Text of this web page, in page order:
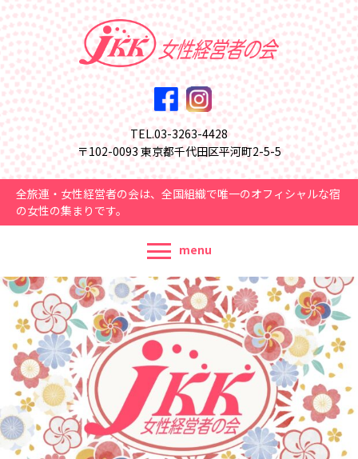
TEL.03-3263-4428
〒102-0093 東京都千代田区平河町2-5-5
全旅連・女性経営者の会は、全国組織で唯一のオフィシャルな宿
の女性の集まりです。
menu